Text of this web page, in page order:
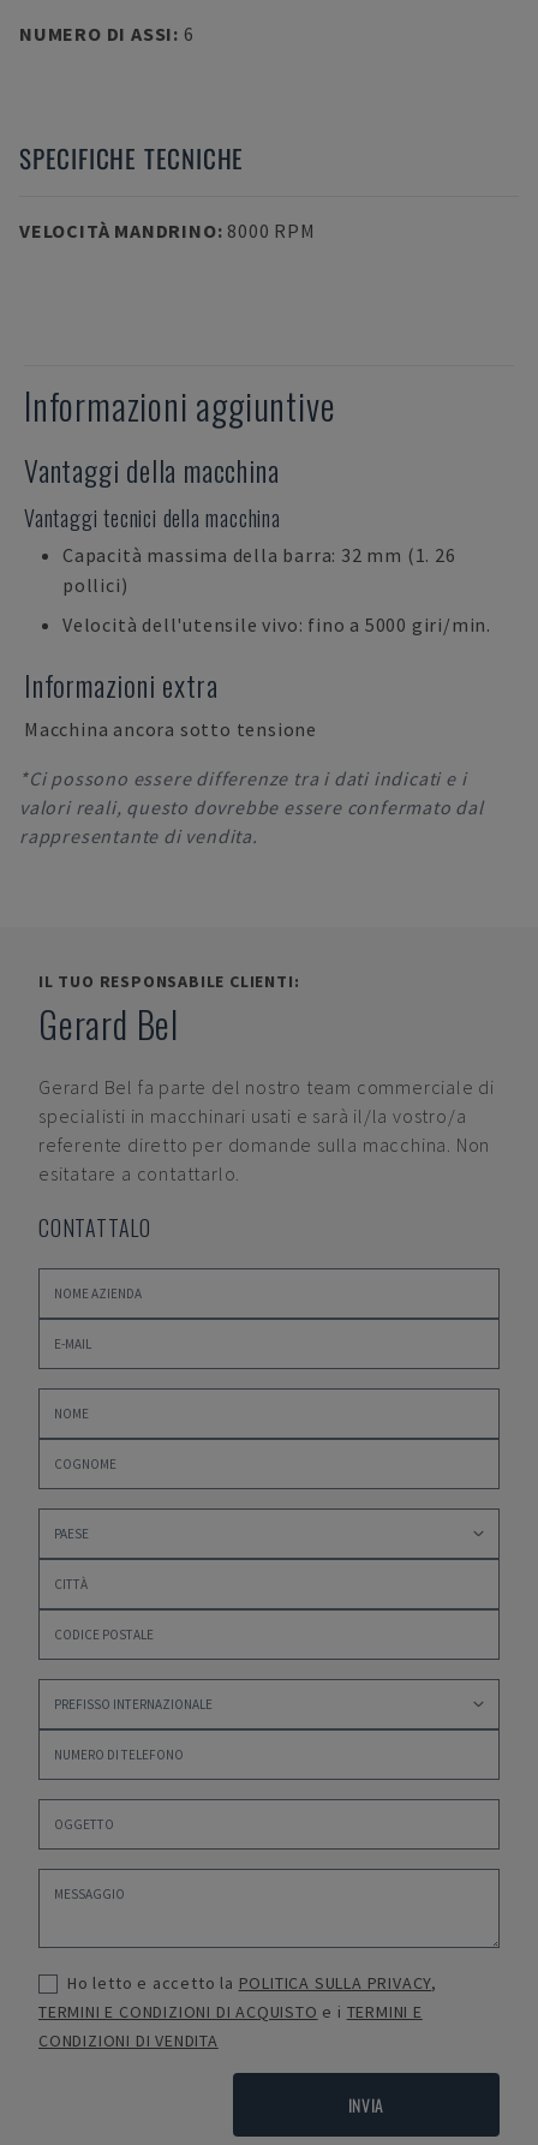
NUMERO DI ASSI: 6
SPECIFICHE TECNICHE
VELOCITÀ MANDRINO: 8000 RPM
Informazioni aggiuntive
Vantaggi della macchina
Vantaggi tecnici della macchina
Capacità massima della barra: 32 mm (1. 26
pollici)
Velocità dell'utensile vivo: fino a 5000 giri/min.
Informazioni extra
Macchina ancora sotto tensione
*Ci possono essere differenze tra i dati indicati e i
valori reali, questo dovrebbe essere confermato dal
rappresentante di vendita.
IL TUO RESPONSABILE CLIENTI:
Gerard Bel
Gerard Bel fa parte del nostro team commerciale di
specialisti in macchinari usati e sarà il/la vostro/a
referente diretto per domande sulla macchina. Non
esitatare a contattarlo.
CONTATTALO
Ho letto e accetto la POLITICA SULLA PRIVACY,
TERMINI E CONDIZIONI DI ACQUISTO e i TERMINI E
CONDIZIONI DI VENDITA
INVIA